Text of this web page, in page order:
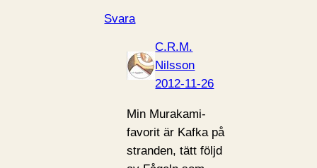
Svara
C.R.M.
Nilsson
2012-11-26
Min Murakami-
favorit är Kafka på
stranden, tätt följd